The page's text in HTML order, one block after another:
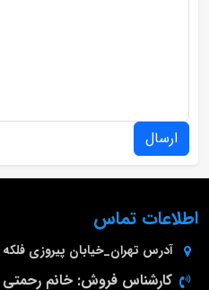
ارسال
اطلاعات تماس
آدرس تهران_خیابان پیروزی فلکه
کارشناس فروش: خانم رحمتی